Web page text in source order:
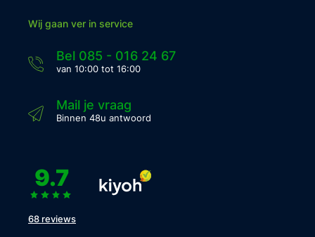
Wij gaan ver in service
Bel 085 - 016 24 67
van 10:00 tot 16:00
Mail je vraag
Binnen 48u antwoord
9.7
68 reviews